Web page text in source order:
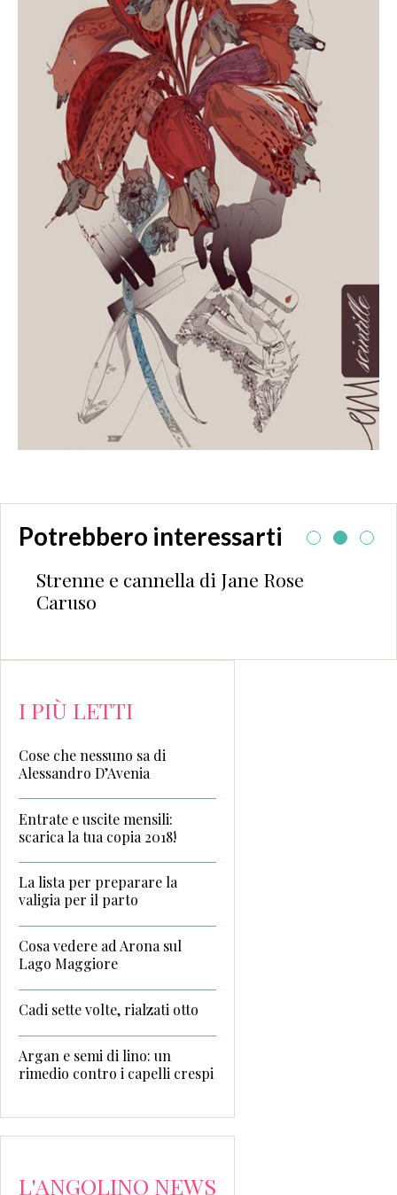
Potrebbero interessarti
Strenne e cannella di Jane Rose
Caruso
I PIÙ LETTI
Cose che nessuno sa di
Alessandro D’Avenia
Entrate e uscite mensili:
scarica la tua copia 2018!
La lista per preparare la
valigia per il parto
Cosa vedere ad Arona sul
Lago Maggiore
Cadi sette volte, rialzati otto
Argan e semi di lino: un
rimedio contro i capelli crespi
L'ANGOLINO NEWS